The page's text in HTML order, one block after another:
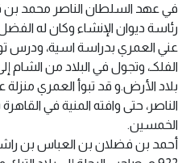
في عهد السلطان الناصر محمد بن
رئاسة ديوان الإنشاء وكان له
عني العمري بدراسة اسية، ودرس
الفلكـ، وتجول في البلاد من الشام
بلاد الأرض.و قد تبوأ العمري
الخمسين.